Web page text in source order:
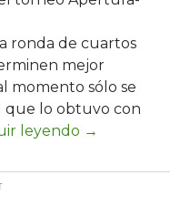
ronda de cuartos
mejor
momento sólo se
que lo obtuvo con